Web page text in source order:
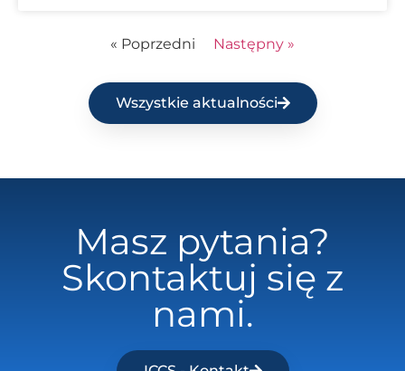
« Poprzedni Następny »
Wszystkie aktualności
Masz pytania?
Skontaktuj się z
nami.